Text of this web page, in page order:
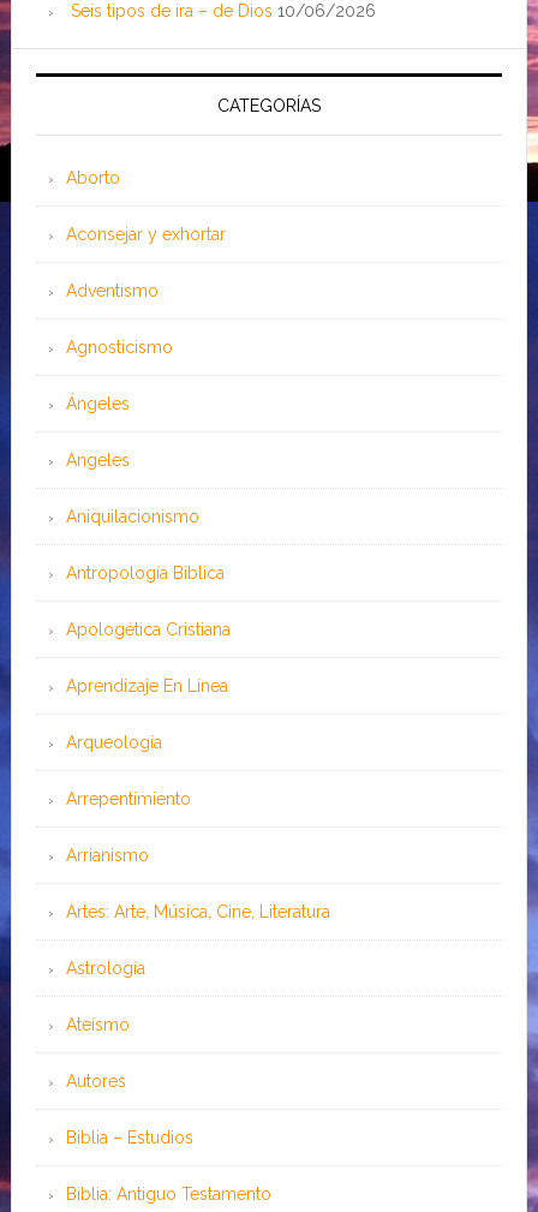
Seis tipos de ira – de Dios 10/06/2026
CATEGORÍAS
Aborto
Aconsejar y exhortar
Adventismo
Agnosticismo
Ángeles
Angeles
Aniquilacionismo
Antropología Bíblica
Apologética Cristiana
Aprendizaje En Línea
Arqueología
Arrepentimiento
Arrianismo
Artes: Arte, Música, Cine, Literatura
Astrología
Ateísmo
Autores
Biblia – Estudios
Biblia: Antiguo Testamento